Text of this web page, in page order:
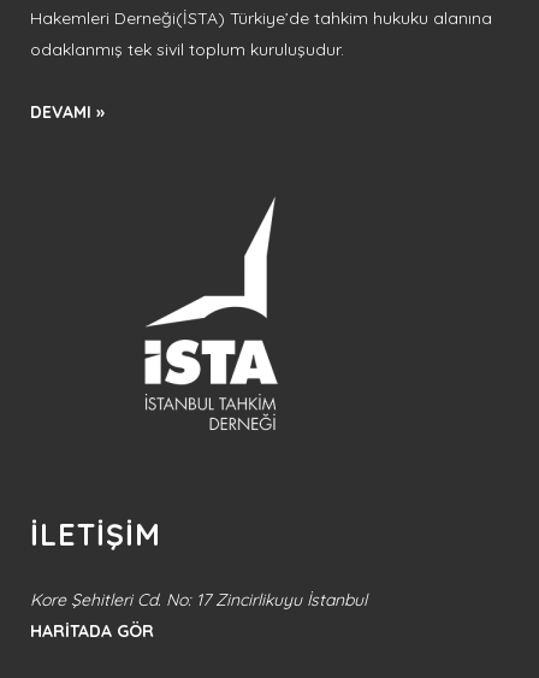
Hakemleri Derneği(İSTA) Türkiye’de tahkim hukuku alanına
odaklanmış tek sivil toplum kuruluşudur.
DEVAMI »
İLETİŞİM
Kore Şehitleri Cd. No: 17 Zincirlikuyu İstanbul
HARİTADA GÖR